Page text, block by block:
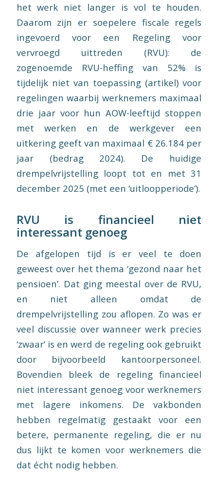
het werk niet langer is vol te houden.
Daarom zijn er soepelere fiscale regels
ingevoerd voor een Regeling voor
vervroegd uittreden (RVU): de
zogenoemde RVU-heffing van 52% is
tijdelijk niet van toepassing (artikel) voor
regelingen waarbij werknemers maximaal
drie jaar voor hun AOW-leeftijd stoppen
met werken en de werkgever een
uitkering geeft van maximaal € 26.184 per
jaar (bedrag 2024). De huidige
drempelvrijstelling loopt tot en met 31
december 2025 (met een ‘uitloopperiode’).
RVU is financieel niet
interessant genoeg
De afgelopen tijd is er veel te doen
geweest over het thema ‘gezond naar het
pensioen’. Dat ging meestal over de RVU,
en niet alleen omdat de
drempelvrijstelling zou aflopen. Zo was er
veel discussie over wanneer werk precies
‘zwaar’ is en werd de regeling ook gebruikt
door bijvoorbeeld kantoorpersoneel.
Bovendien bleek de regeling financieel
niet interessant genoeg voor werknemers
met lagere inkomens. De vakbonden
hebben regelmatig gestaakt voor een
betere, permanente regeling, die er nu
dus lijkt te komen voor werknemers die
dat écht nodig hebben.